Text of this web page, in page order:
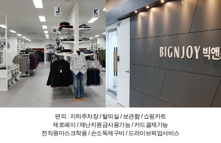
편의 : 지하주차장 / 탈의실 / 보관함 / 쇼핑카트
제로페이 / 재난지원금사용가능 / 카드결제가능
전직원마스크착용 / 손소독제구비 / 드라이브픽업서비스